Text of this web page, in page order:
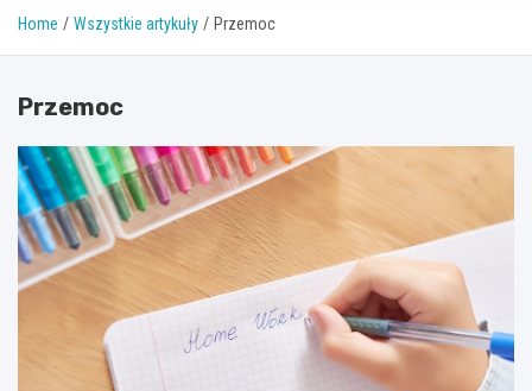
Home Wszystkie artykuły Przemoc
Przemoc